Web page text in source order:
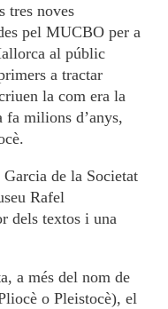
tres noves
pel MUCBO per a
al públic
a tractar
la com era la
milions d’anys,
de la Societat
Rafel
dels textos i una
a més del nom de
o Pleistocè), el